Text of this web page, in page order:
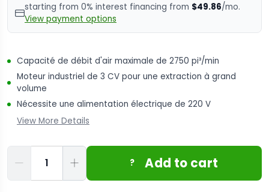
starting from 0% interest financing from $49.86/mo.
View payment options
Capacité de débit d'air maximale de 2750 pi³/min
Moteur industriel de 3 CV pour une extraction à grand
volume
Nécessite une alimentation électrique de 220 V
View More Details
? Add to cart